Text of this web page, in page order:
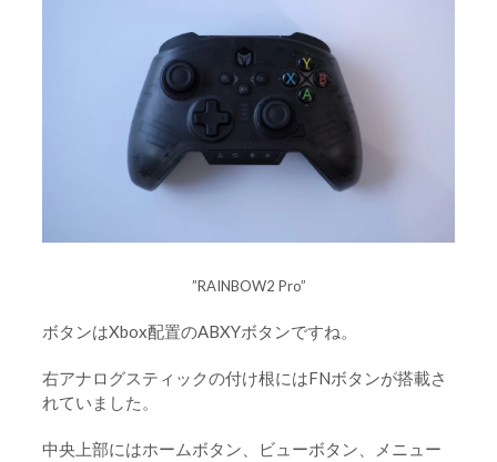
”RAINBOW2 Pro”
ボタンはXbox配置のABXYボタンですね。
右アナログスティックの付け根にはFNボタンが搭載さ
れていました。
中央上部にはホームボタン、ビューボタン、メニュー